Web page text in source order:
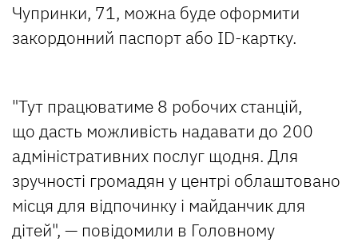
Чупринки, 71, можна буде оформити
закордонний паспорт або ID-картку.
"Тут працюватиме 8 робочих станцій,
що дасть можливість надавати до 200
адміністративних послуг щодня. Для
зручності громадян у центрі облаштовано
місця для відпочинку і майданчик для
дітей", — повідомили в Головному